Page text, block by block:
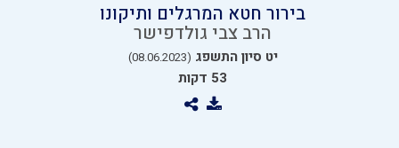
בירור חטא המרגלים ותיקונו
הרב צבי גולדפישר
יט סיון התשפג (08.06.2023)
53 דקות